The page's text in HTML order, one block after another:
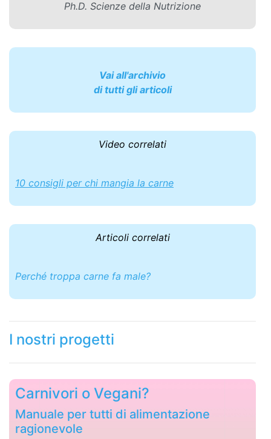
Ph.D. Scienze della Nutrizione
Vai all'archivio
di tutti gli articoli
Video correlati
10 consigli per chi mangia la carne
Articoli correlati
Perché troppa carne fa male?
I nostri progetti
Carnivori o Vegani?
Manuale per tutti di alimentazione
ragionevole